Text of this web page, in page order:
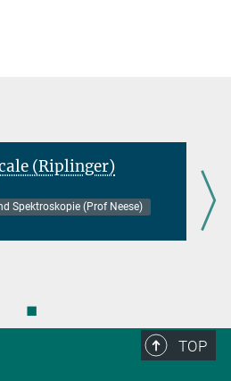
(Riplinger)
Spektroskopie (Prof Neese)
◼
TOP